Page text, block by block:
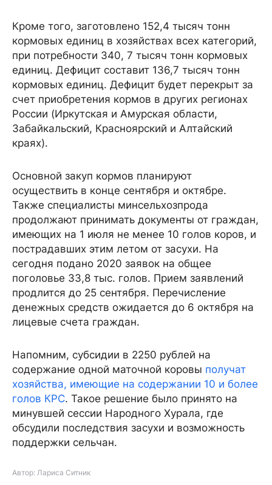
Кроме того, заготовлено 152,4 тысяч тонн
кормовых единиц в хозяйствах всех категорий,
при потребности 340, 7 тысяч тонн кормовых
единиц. Дефицит составит 136,7 тысяч тонн
кормовых единиц. Дефицит будет перекрыт за
счет приобретения кормов в других регионах
России (Иркутская и Амурская области,
Забайкальский, Красноярский и Алтайский
краях).
Основной закуп кормов планируют
осуществить в конце сентября и октябре.
Также специалисты минсельхозпрода
продолжают принимать документы от граждан,
имеющих на 1 июля не менее 10 голов коров, и
пострадавших этим летом от засухи. На
сегодня подано 2020 заявок на общее
поголовье 33,8 тыс. голов. Прием заявлений
продлится до 25 сентября. Перечисление
денежных средств ожидается до 6 октября на
лицевые счета граждан.
Напомним, субсидии в 2250 рублей на
содержание одной маточной коровы получат
хозяйства, имеющие на содержании 10 и более
голов КРС. Такое решение было принято на
минувшей сессии Народного Хурала, где
обсудили последствия засухи и возможность
поддержки сельчан.
Автор: Лариса Ситник